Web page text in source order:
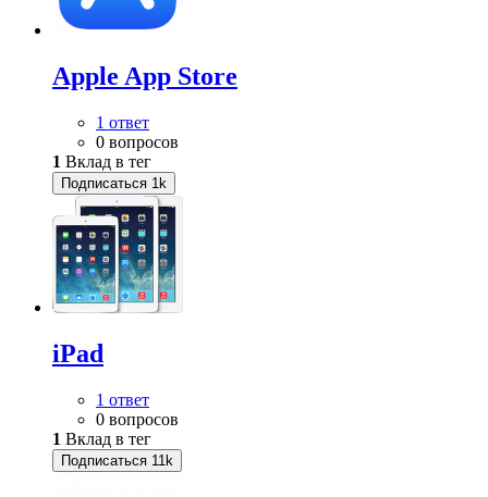
Apple App Store
1 ответ
0 вопросов
1 Вклад в тег
Подписаться 1k
iPad
1 ответ
0 вопросов
1 Вклад в тег
Подписаться 11k